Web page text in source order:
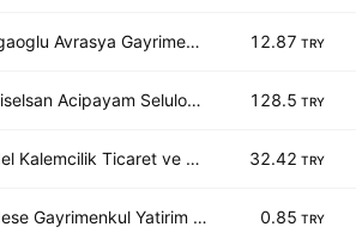
Agaoglu Avrasya Gayrimenkul Yatirim Ortakligi AS 12.87 TRY
Aciselsan Acipayam Seluloz Sanayi ve Ticaret AS 128.5 TRY
Adel Kalemcilik Ticaret ve Sanayi A.S. 32.42 TRY
Adese Gayrimenkul Yatirim AS 0.85 TRY